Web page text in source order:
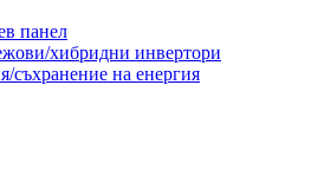
панел
хибридни инвертори
съхранение на енергия